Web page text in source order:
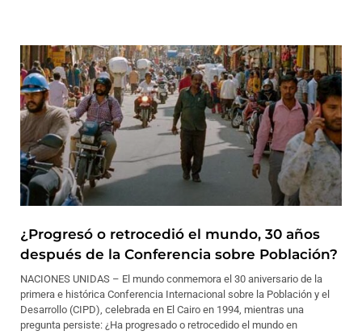
¿Progresó o retrocedió el mundo, 30 años
después de la Conferencia sobre Población?
NACIONES UNIDAS – El mundo conmemora el 30 aniversario de la
primera e histórica Conferencia Internacional sobre la Población y el
Desarrollo (CIPD), celebrada en El Cairo en 1994, mientras una
pregunta persiste: ¿Ha progresado o retrocedido el mundo en